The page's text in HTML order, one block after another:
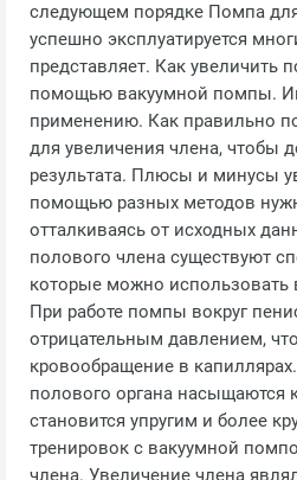
следующем порядке Помпа
успешно эксплуатируется
представляет. Как увеличить
помощью вакуумной помпы.
применению. Как правильно
для увеличения члена, чтобы
результата. Плюсы и минусы
помощью разных методов
отталкиваясь от исходных
полового члена существуют
которые можно использовать
При работе помпы вокруг
отрицательным давлением,
кровообращение в
полового органа насыщаются
становится упругим и более
тренировок с вакуумной
члена. Увеличение члена